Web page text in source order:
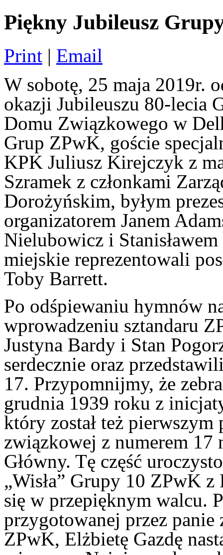
Piękny Jubileusz
Print | Email
W sobotę, 25 maja 2019r.
okazji Jubileuszu 80-lecia
Domu Związkowego w
Grup ZPwK, goście
KPK Juliusz Kirejczyk z
Szramek z członkami
Dorożyńskim, byłym
organizatorem Janem
Nielubowicz i
miejskie reprezentowali
Toby Barrett.
Po odśpiewaniu hymnów
wprowadzeniu sztandaru
Justyna Bardy i Stan
serdecznie oraz
17. Przypomnijmy, że
grudnia 1939 roku z
który został też pierwszym
związkowej z numerem 17
Główny. Tę część
„Wisła” Grupy 10 ZPwK
się w przepięknym walcu.
przygotowanej przez panie
ZPwK, Elżbietę Gazdę